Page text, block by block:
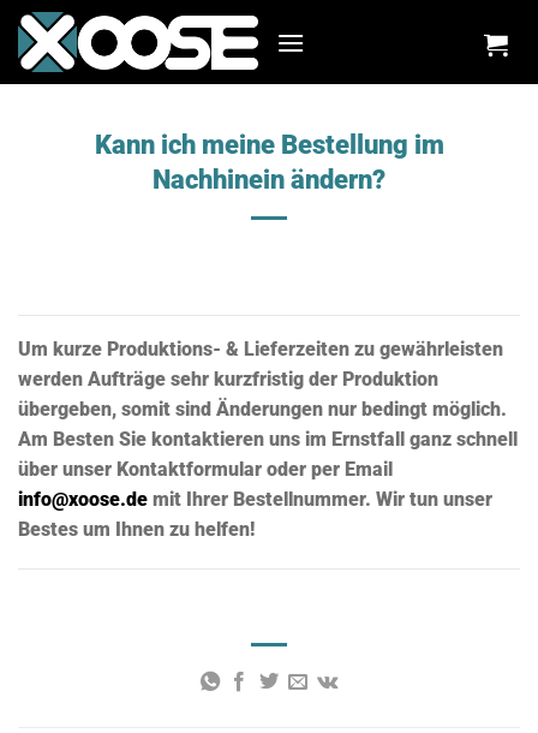
Zum
Inhalt
springen
Kann ich meine Bestellung im
Nachhinein ändern?
Um kurze Produktions- & Lieferzeiten zu gewährleisten
werden Aufträge sehr kurzfristig der Produktion
übergeben, somit sind Änderungen nur bedingt möglich.
Am Besten Sie kontaktieren uns im Ernstfall ganz schnell
über unser Kontaktformular oder per Email
info@xoose.de mit Ihrer Bestellnummer. Wir tun unser
Bestes um Ihnen zu helfen!